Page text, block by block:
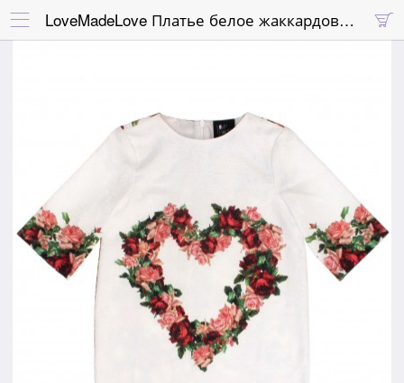
 
LoveMadeLove Платье белое жаккардовое с сердцем из роз и спиной в алые и розовое розы